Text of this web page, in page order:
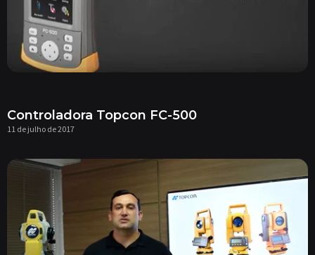
Controladora Topcon FC-500
11 de julho de 2017